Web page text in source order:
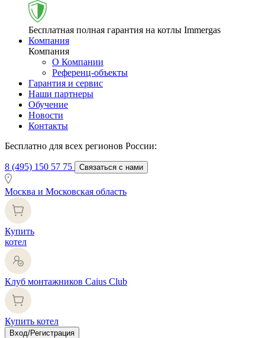
Бесплатная полная гарантия на котлы Immergas
Компания
Компания
О Компании
Референц-объекты
Гарантия и сервис
Наши партнеры
Обучение
Новости
Контакты
Бесплатно для всех регионов России:
8 (495) 150 57 75 Связаться с нами
Москва и Московская область
Купить
котел
Клуб монтажников Caius Club
Купить котел
Вход/Регистрация